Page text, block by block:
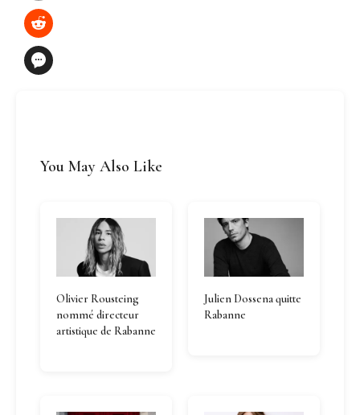
You May Also Like
Olivier Rousteing
nommé directeur
artistique de Rabanne
Julien Dossena quitte
Rabanne